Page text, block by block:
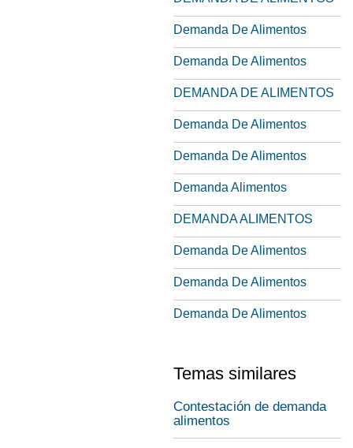
Demanda De Alimentos
Demanda De Alimentos
DEMANDA DE ALIMENTOS
Demanda De Alimentos
Demanda De Alimentos
Demanda Alimentos
DEMANDA ALIMENTOS
Demanda De Alimentos
Demanda De Alimentos
Demanda De Alimentos
Temas similares
Contestación de demanda
alimentos